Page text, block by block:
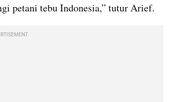
petani tebu Indonesia,” tutur Arief.